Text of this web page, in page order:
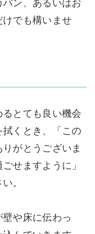
バン、あるいはお
でも構いませ
とても良い機会
くとき、「この
がとうございま
せますように」
。
や床に伝わっ